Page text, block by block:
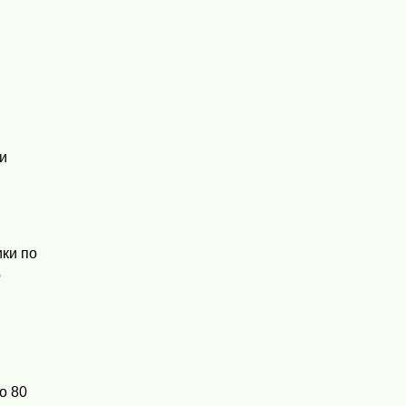
по
80